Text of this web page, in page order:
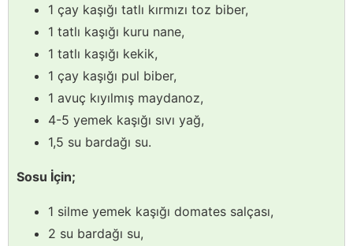
1 çay kaşığı tatlı kırmızı toz biber,
1 tatlı kaşığı kuru nane,
1 tatlı kaşığı kekik,
1 çay kaşığı pul biber,
1 avuç kıyılmış maydanoz,
4-5 yemek kaşığı sıvı yağ,
1,5 su bardağı su.
Sosu İçin;
1 silme yemek kaşığı domates salçası,
2 su bardağı su,